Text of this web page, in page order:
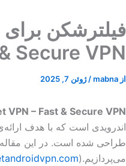
Secure VPN
از mabna
/ژوئن 7, 2025
VPN – Fast & Secure VPN
اندرویدی است که با هدف
طراحی شده است. در این مقاله،
می‌پردازیم.(